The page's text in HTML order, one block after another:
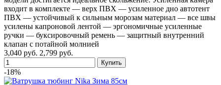
входит в комплекте — верх ПВХ — усиленное дно автотент
ПВХ — устойчивый к сильным морозам материал — все швы
усилены капроновой лентой — эргономичные усиленные
ручки — буксировочный ремень — защитный внутренний
клапан с потайной молнией
3,040 руб. 2,799 руб.
-18%